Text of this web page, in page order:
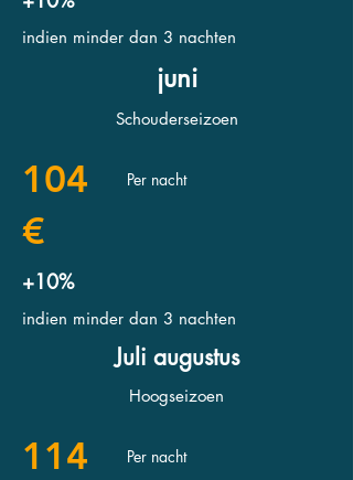
indien minder dan 3 nachten
juni
Schouderseizoen
104
€
Per nacht
+10%
indien minder dan 3 nachten
Juli augustus
Hoogseizoen
114
Per nacht